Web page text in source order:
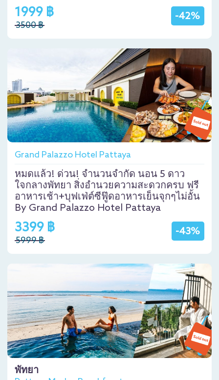
-42%
1999 ฿
3500 ฿
Grand Palazzo Hotel Pattaya
หมดแล้ว! ด่วน! จำนวนจำกัด นอน 5 ดาว
ใจกลางพัทยา สิ่งอำนวยความสะดวกครบ ฟรี
อาหารเช้า+บุฟเฟ่ต์ซีฟู๊ดอาหารเย็นจุกๆไม่อั้น
By Grand Palazzo Hotel Pattaya
-43%
3399 ฿
5999 ฿
พัทยา